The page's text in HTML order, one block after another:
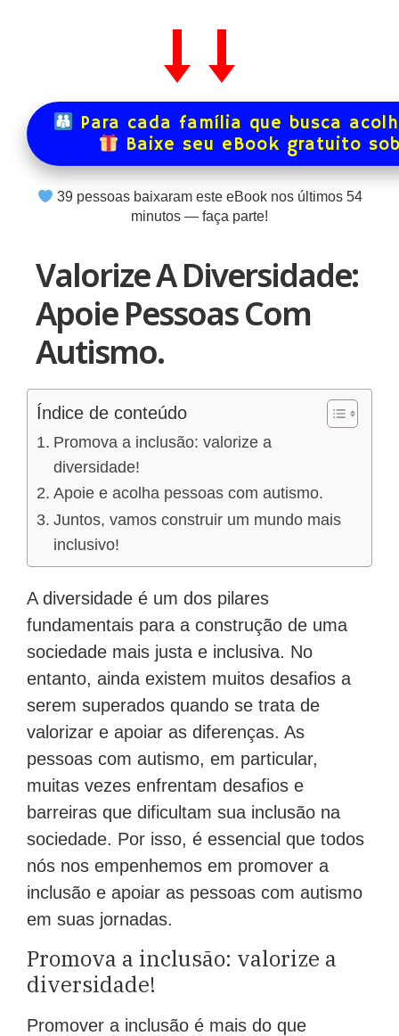
Para cada família que busca
Baixe seu eBook gratuito
39pessoas baixaram este eBook nos últimos 54
minutos — faça parte!
Valorize A Diversidade:
Apoie Pessoas Com
Autismo.
Índice de conteúdo
Promova a inclusão: valorize a
diversidade!
Apoie e acolha pessoas com autismo.
Juntos, vamos construir um mundo mais
inclusivo!
A diversidade é um dos pilares
fundamentais para a construção de uma
sociedade mais justa e inclusiva. No
entanto, ainda existem muitos desafios a
serem superados quando se trata de
valorizar e apoiar as diferenças. As
pessoas com autismo, em particular,
muitas vezes enfrentam desafios e
barreiras que dificultam sua inclusão na
sociedade. Por isso, é essencial que todos
nós nos empenhemos em promover a
inclusão e apoiar as pessoas com autismo
em suas jornadas.
Promova a inclusão: valorize a
diversidade!
Promover a inclusão é mais do que